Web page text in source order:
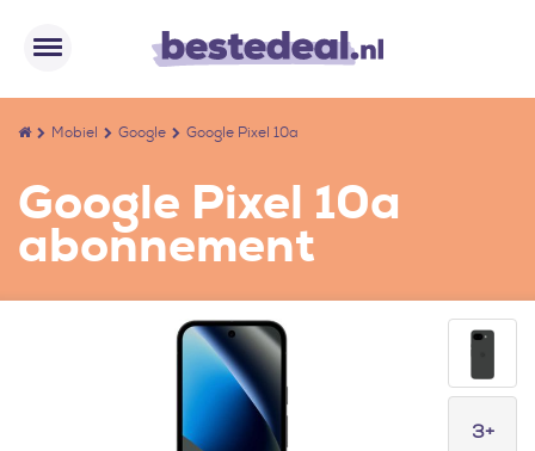
Mobiel Google Google Pixel 10a
Google Pixel 10a
abonnement
3+